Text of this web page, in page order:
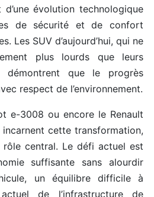
évolution technologique
de sécurité et de confort
Les SUV d’aujourd’hui, qui ne
plus lourds que leurs
démontrent que le progrès
respect de l’environnement.
e-3008 ou encore le Renault
cette transformation,
central. Le défi actuel est
suffisante sans alourdir
un équilibre difficile à
de l’infrastructure de